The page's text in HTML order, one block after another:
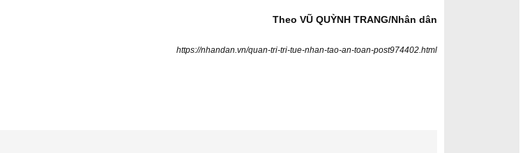
Theo VŨ QUỲNH TRANG/Nhân dân
https://nhandan.vn/quan-tri-tri-tue-nhan-tao-an-toan-post974402.html